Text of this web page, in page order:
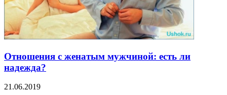
Отношения с женатым мужчиной: есть ли
надежда?
21.06.2019